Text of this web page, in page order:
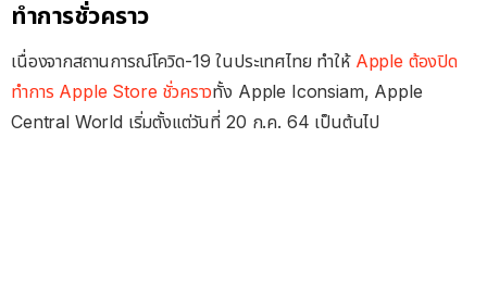
ทำการชั่วคราว
เนื่องจากสถานการณ์โควิด-19 ในประเทศไทย ทำให้Apple ต้องปิด
ทำการ Apple Store ชั่วคราวทั้ง Apple Iconsiam, Apple
Central World เริ่มตั้งแต่วันที่ 20 ก.ค. 64 เป็นต้นไป